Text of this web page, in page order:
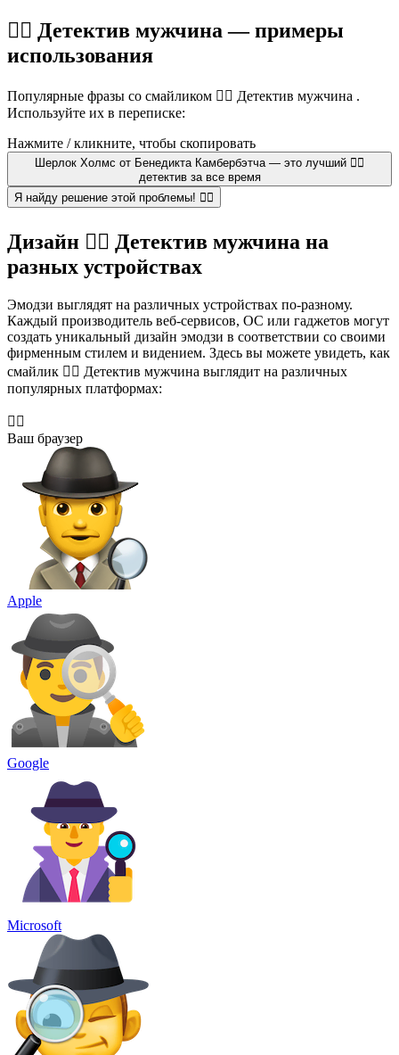
🕵️‍♂️ Детектив мужчина — примеры
использования
Популярные фразы со смайликом 🕵️‍♂️ Детектив мужчина .
Используйте их в переписке:
Нажмите / кликните, чтобы скопировать
Шерлок Холмс от Бенедикта Камбербэтча — это лучший 🕵️‍♂️
детектив за все время
Я найду решение этой проблемы! 🕵️‍♂️
Дизайн 🕵️‍♂️ Детектив мужчина на
разных устройствах
Эмодзи выглядят на различных устройствах по-разному.
Каждый производитель веб-сервисов, ОС или гаджетов могут
создать уникальный дизайн эмодзи в соответствии со своими
фирменным стилем и видением. Здесь вы можете увидеть, как
смайлик 🕵️‍♂️ Детектив мужчина выглядит на различных
популярных платформах:
🕵️‍♂️
Ваш браузер
Apple
Google
Microsoft